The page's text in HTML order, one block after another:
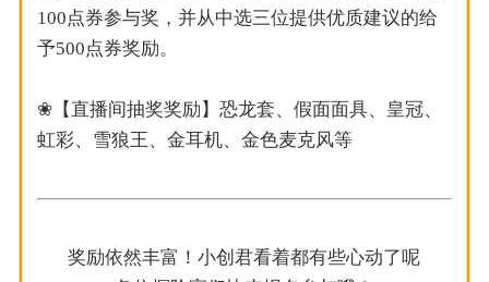
100点券参与奖，并从中选三位提供优质建议的给
予500点券奖励。
❀【直播间抽奖奖励】恐龙套、假面面具、皇冠、
虹彩、雪狼王、金耳机、金色麦克风等
奖励依然丰富！小创君看着都有些心动了呢